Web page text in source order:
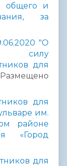
общего и
за
"О
силу
для
для
им.
районе
«Город
для